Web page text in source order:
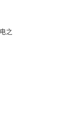
之